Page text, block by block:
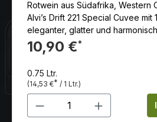
Rotwein aus Südafrika, Western
Alvi’s Drift 221 Special Cuvee mit
eleganter, glatter und
intensiven Mundgefühl und
10,90 €*
0.75 Ltr.
(14,53 €* / 1 Ltr.)
Produkt Anzahl: